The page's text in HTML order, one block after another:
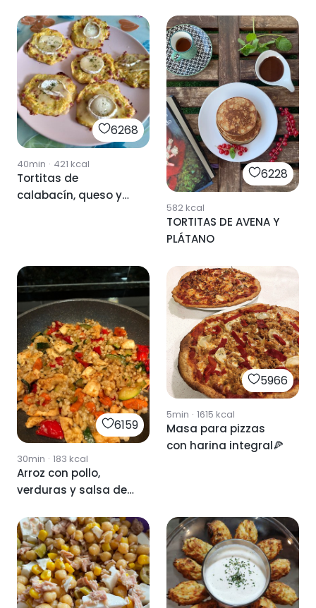
6268
40min · 421 kcal
Tortitas de
calabacín, queso y
6228
582kcal
TORTITAS DE AVENA Y
PLÁTANO
6159
30min · 183 kcal
Arroz con pollo,
verduras y salsa de
5966
5min · 1615 kcal
Masa para pizzas
con harina integral🍕